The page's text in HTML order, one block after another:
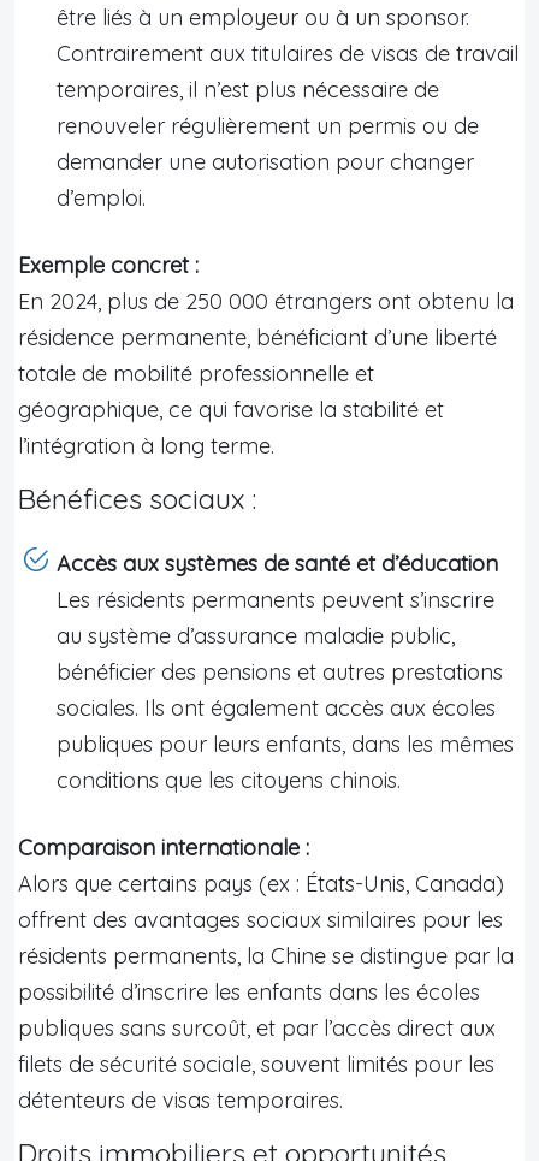
être liés à un employeur ou à un sponsor.
Contrairement aux titulaires de visas de travail
temporaires, il n’est plus nécessaire de
renouveler régulièrement un permis ou de
demander une autorisation pour changer
d’emploi.
Exemple concret :
En 2024, plus de 250 000 étrangers ont obtenu la
résidence permanente, bénéficiant d’une liberté
totale de mobilité professionnelle et
géographique, ce qui favorise la stabilité et
l’intégration à long terme.
Bénéfices sociaux :
Accès aux systèmes de santé et d’éducation
Les résidents permanents peuvent s’inscrire
au système d’assurance maladie public,
bénéficier des pensions et autres prestations
sociales. Ils ont également accès aux écoles
publiques pour leurs enfants, dans les mêmes
conditions que les citoyens chinois.
Comparaison internationale :
Alors que certains pays (ex : États-Unis, Canada)
offrent des avantages sociaux similaires pour les
résidents permanents, la Chine se distingue par la
possibilité d’inscrire les enfants dans les écoles
publiques sans surcoût, et par l’accès direct aux
filets de sécurité sociale, souvent limités pour les
détenteurs de visas temporaires.
Droits immobiliers et opportunités